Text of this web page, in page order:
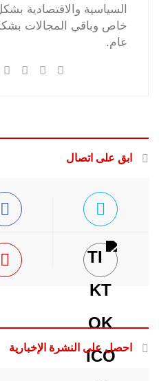
السياسية والاقتصادية
خاص وباقي المجالات
عام.
ابق على اتصال
احصل على النشرة الإخبارية